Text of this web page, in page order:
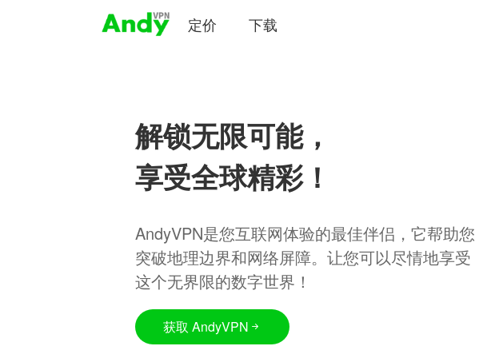
定价 下载
解锁无限可能，
享受全球精彩！
AndyVPN是您互联网体验的最佳伴侣，它帮助您
突破地理边界和网络屏障。让您可以尽情地享受
这个无界限的数字世界！
获取 AndyVPN